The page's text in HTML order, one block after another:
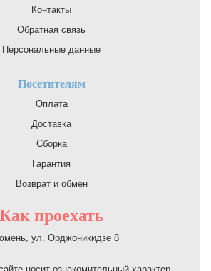
Контакты
Обратная связь
Персональные данные
Посетителям
Оплата
Доставка
Сборка
Гарантия
Возврат и обмен
Как проехать
ул. Орджоникидзе 8